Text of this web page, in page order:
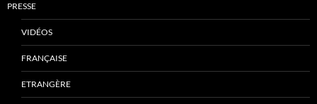
PRESSE
VIDÉOS
FRANÇAISE
ETRANGÈRE